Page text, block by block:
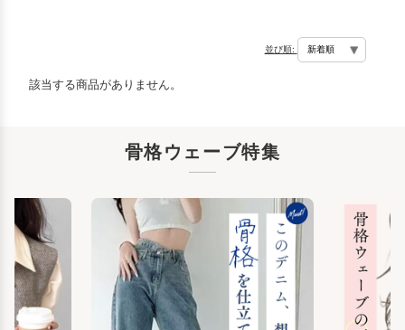
並び順:
該当する商品がありません。
骨格ウェーブ特集